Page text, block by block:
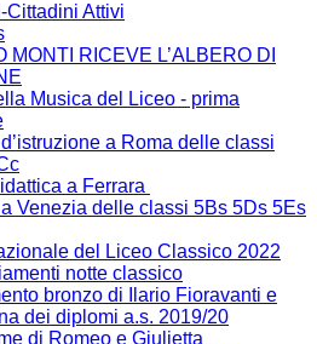
Cittadini Attivi
MONTI RICEVE L’ALBERO DI
Musica del Liceo - prima
a Roma delle classi
a Ferrara
Venezia delle classi 5Bs 5Ds 5Es
del Liceo Classico 2022
notte classico
bronzo di Ilario Fioravanti e
dei diplomi a.s. 2019/20
di Romeo e Giulietta